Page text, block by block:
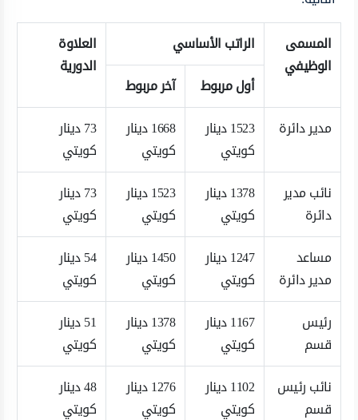
المسمى
الوظيفي
الراتب الأساسي
العلاوة
الدورية
أول مربوط
آخر مربوط
مدير دائرة
1523 دينار
كويتي
1668 دينار
كويتي
73 دينار
كويتي
نائب مدير
دائرة
1378 دينار
كويتي
1523 دينار
كويتي
73 دينار
كويتي
مساعد
مدير دائرة
1247 دينار
كويتي
1450 دينار
كويتي
54 دينار
كويتي
رئيس
قسم
1167 دينار
كويتي
1378 دينار
كويتي
51 دينار
كويتي
نائب رئيس
قسم
1102 دينار
كويتي
1276 دينار
كويتي
48 دينار
كويتي